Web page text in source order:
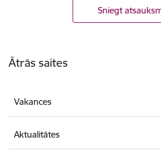
Sniegt
Ātrās saites
Vakances
Aktualitātes